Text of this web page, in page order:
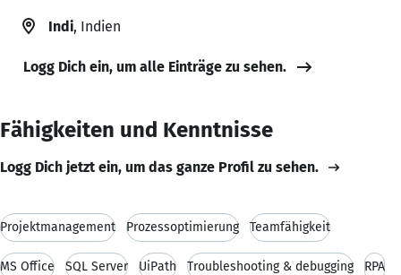
Indi, Indien
Logg Dich ein, um alle Einträge zu sehen.
Fähigkeiten und Kenntnisse
Logg Dich jetzt ein, um das ganze Profil zu sehen.
Projektmanagement Prozessoptimierung Teamfähigkeit
MS Office SQL Server UiPath Troubleshooting & debugging RPA